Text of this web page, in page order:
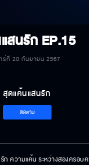
สนรักEP.15
ร์ที่ 20 กันยายน 2567
สุดแค้นแสนรัก
ติดตาม
รัก ความแค้น ระหว่างสองครอ